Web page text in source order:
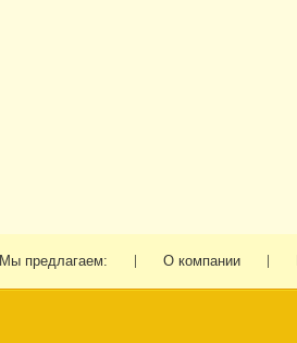
Мы предлагаем: О компании